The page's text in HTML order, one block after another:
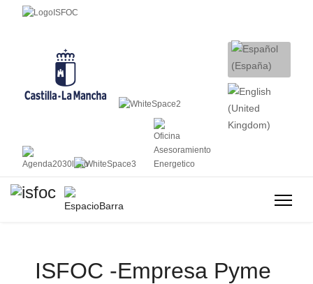
ISFOC -Empresa Pyme